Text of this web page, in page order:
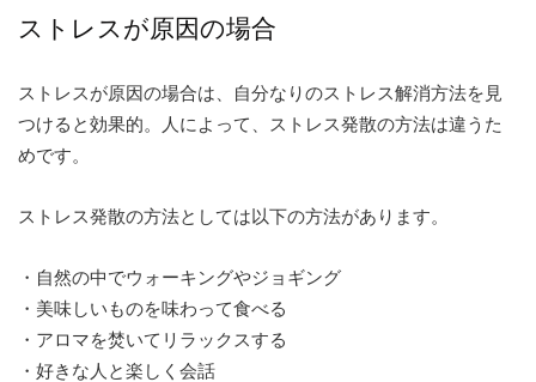
ストレスが原因の場合
ストレスが原因の場合は、自分なりのストレス解消方法を見
つけると効果的。
人によって、ストレス発散の方法は違うた
めです。
ストレス発散の方法としては以下の方法があります。
・自然の中でウォーキングやジョギング
・美味しいものを味わって食べる
・アロマを焚いてリラックスする
・好きな人と楽しく会話